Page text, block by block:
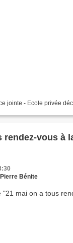
jointe - Ecole privée
rendez-vous à
Bénite